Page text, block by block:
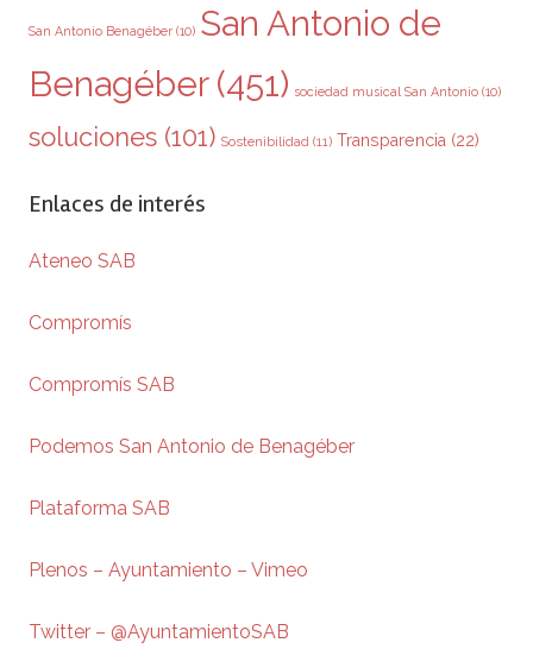
San Antonio Benagéber (10) San Antonio de
Benagéber(451) sociedad musical San Antonio (10)
soluciones (101) Sostenibilidad (11) Transparencia (22)
Enlaces de interés
Ateneo SAB
Compromís
Compromís SAB
Podemos San Antonio de Benagéber
Plataforma SAB
Plenos – Ayuntamiento – Vimeo
Twitter – @AyuntamientoSAB